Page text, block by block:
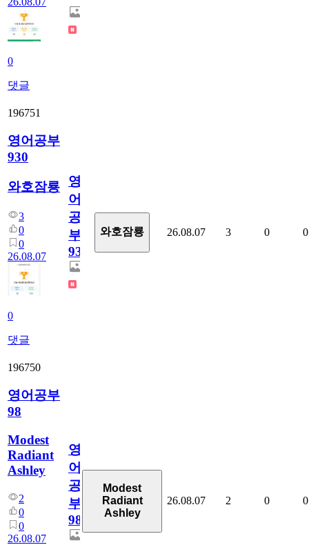
0
댓글
196751
영어공부
930
와호잠룡
3
0
0
26.08.07
0
댓글
영
어
공
부
930
와호잠룡 26.08.07 3 0 0
196750
영어공부
98
Modest
Radiant
Ashley
2
0
0
26.08.07
영
어
공
부
98
Modest
Radiant
Ashley
26.08.07 2 0 0